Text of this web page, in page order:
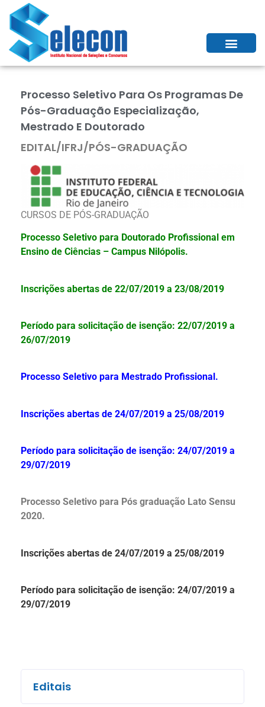
Processo Seletivo Para Os Programas De
Pós-Graduação Especialização,
Mestrado E Doutorado
EDITAL/IFRJ/PÓS-GRADUAÇÃO
CURSOS DE PÓS-GRADUAÇÃO
Processo Seletivo para Doutorado Profissional em
Ensino de Ciências – Campus Nilópolis.
Inscrições abertas de 22/07/2019 a 23/08/2019
Período para solicitação de isenção: 22/07/2019 a
26/07/2019
Processo Seletivo para Mestrado Profissional.
Inscrições abertas de 24/07/2019 a 25/08/2019
Período para solicitação de isenção: 24/07/2019 a
29/07/2019
Processo Seletivo para Pós graduação Lato Sensu
2020.
Inscrições abertas de 24/07/2019 a 25/08/2019
Período para solicitação de isenção: 24/07/2019 a
29/07/2019
Editais